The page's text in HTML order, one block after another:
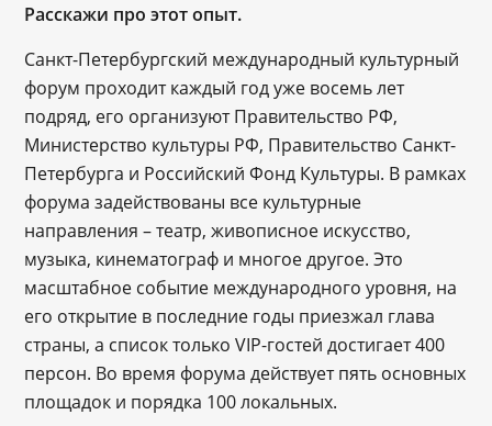
Расскажи про этот опыт.
Санкт-Петербургский международный культурный
форум проходит каждый год уже восемь лет
подряд, его организуют Правительство РФ,
Министерство культуры РФ, Правительство Санкт-
Петербурга и Российский Фонд Культуры. В рамках
форума задействованы все культурные
направления – театр, живописное искусство,
музыка, кинематограф и многое другое. Это
масштабное событие международного уровня, на
его открытие в последние годы приезжал глава
страны, а список только VIP-гостей достигает 400
персон. Во время форума действует пять основных
площадок и порядка 100 локальных.